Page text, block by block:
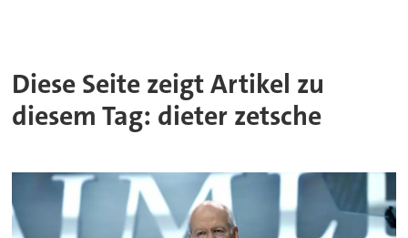
Diese Seite zeigt Artikel zu
diesem Tag: dieter zetsche